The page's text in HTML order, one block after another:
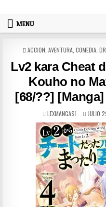
LexMangas
MENU
POSTED IN
ACCION AVENTURA, COMEDIA,
Lv2 kara Cheat
Kouho no
[68/??]
AUTHOR:
LEXMANGAS1 JULIO